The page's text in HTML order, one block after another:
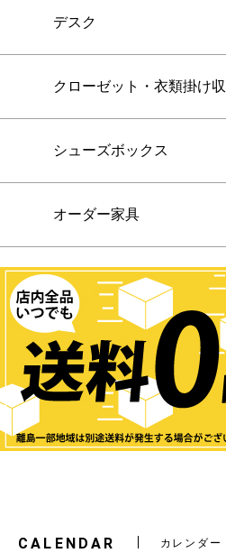
デスク
クローゼット・衣類掛け
シューズボックス
オーダー家具
CALENDAR カレンダー